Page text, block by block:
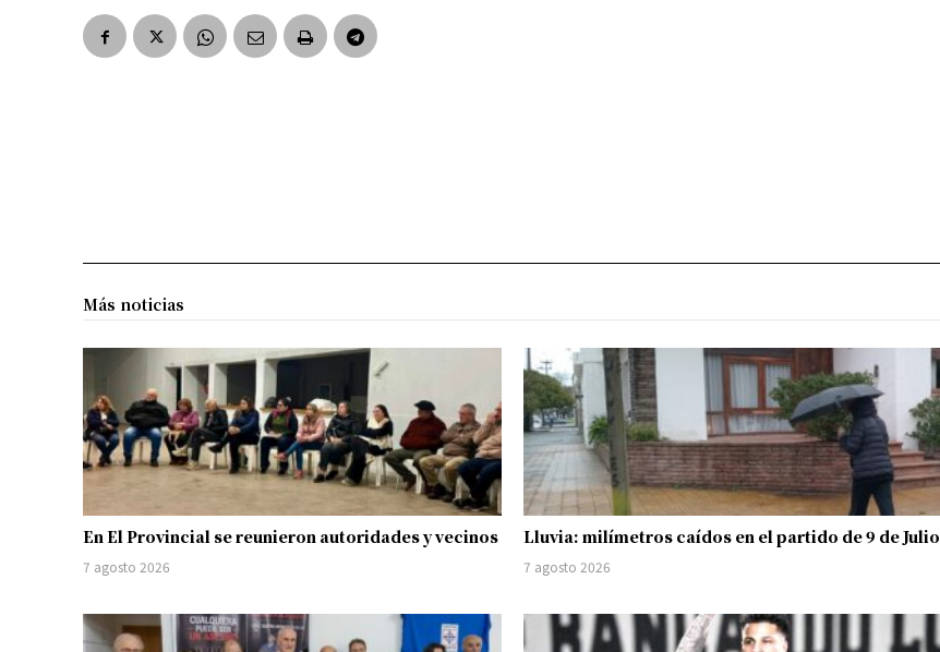
Más noticias
En El Provincial se reunieron autoridades y vecinos
7 agosto 2026
Lluvia: milímetros caídos en el partido de 9 de Julio
7 agosto 2026